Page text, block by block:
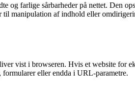
og farlige sårbarheder på nettet. Den
manipulation af indhold eller
vist i browseren. Hvis et website for
eller endda i URL-parametre.